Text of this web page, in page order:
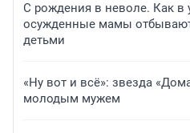
С рождения в неволе. Как в
осужденные мамы
детьми
«Ну вот и всё»: звезда
молодым мужем